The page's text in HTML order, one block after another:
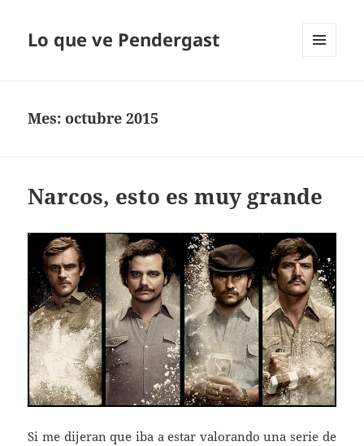
Lo que ve Pendergast
Mes:octubre 2015
Narcos, esto es muy grande
Si me dijeran que iba a estar valorando una serie de